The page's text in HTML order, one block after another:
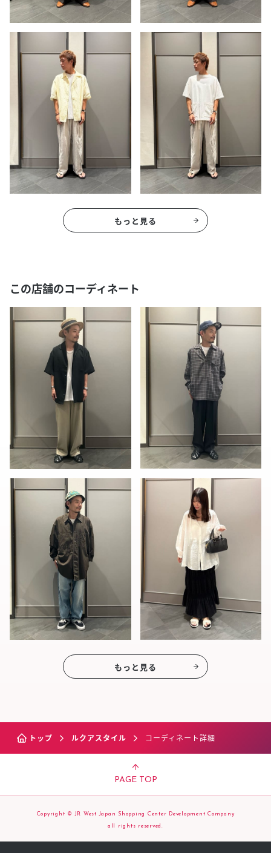
もっと見る
この店舗のコーディネート
もっと見る
トップ ルクアスタイル コーディネート詳細
PAGE TOP
Copyright © JR West Japan Shopping Center Development Company
all rights reserved.